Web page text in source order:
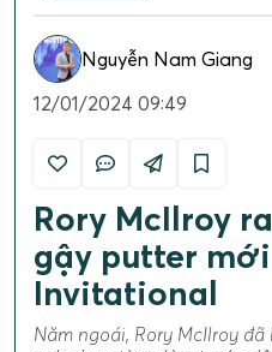
Nguyễn Nam Giang
12/01/2024 09:49
Rory McIlroy
gậy putter
Invitational
Năm ngoái, Rory McIlroy